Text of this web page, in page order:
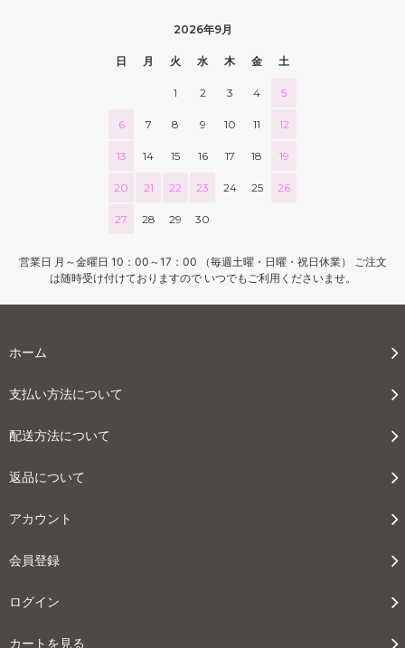
2026年9月
日 月 火 水 木 金 土
1 2 3 4 5
6 7 8 9 10 11 12
13 14 15 16 17 18 19
20 21 22 23 24 25 26
27 28 29 30
営業日 月～金曜日 10：00～17：00 （毎週土曜・日曜・祝日休業） ご注文
は随時受け付けておりますので いつでもご利用くださいませ。
ホーム
支払い方法について
配送方法について
返品について
アカウント
会員登録
ログイン
カートを見る